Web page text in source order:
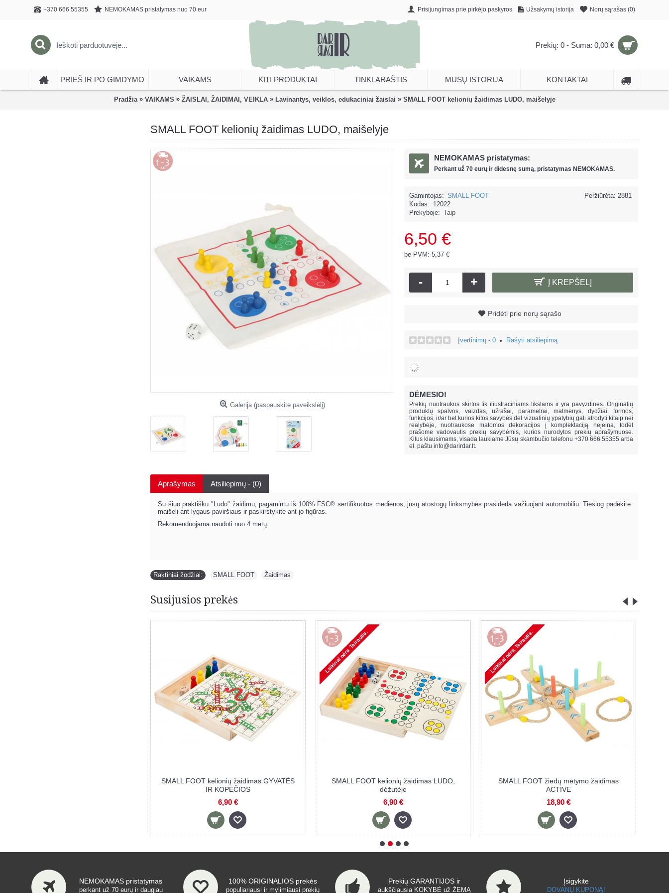
+370 666 55355 NEMOKAMAS pristatymas nuo 70 eur Prisijungimas prie pirkėjo paskyros Užsakymų istorija Norų sąrašas (0)
Prekių: 0 - Suma: 0,00 €
PRIEŠ IR PO GIMDYMO VAIKAMS KITI PRODUKTAI TINKLARAŠTIS MŪSŲ ISTORIJA KONTAKTAI
Pradžia » VAIKAMS » ŽAISLAI, ŽAIDIMAI, VEIKLA » Lavinantys, veiklos, edukaciniai žaislai » SMALL FOOT kelionių žaidimas LUDO, maišelyje
SMALL FOOT kelionių žaidimas LUDO, maišelyje
Galerija (paspauskite paveikslėlį)
NEMOKAMAS pristatymas:
Perkant už 70 eurų ir didesnę sumą, pristatymas NEMOKAMAS.
Peržiūrėta: 2881
Gamintojas: SMALL FOOT
Kodas: 12022
Prekyboje: Taip
6,50 €
be PVM: 5,37 €
- + Į KREPŠELĮ
Pridėti prie norų sąrašo
Įvertinimų - 0 • Rašyti atsiliepimą
DĖMESIO!
Prekių nuotraukos skirtos tik iliustraciniams tikslams ir yra pavyzdinės. Originalių
produktų spalvos, vaizdas, užrašai, parametrai, matmenys, dydžiai, formos,
funkcijos, ir/ar bet kurios kitos savybės dėl vizualinių ypatybių gali atrodyti kitaip nei
realybėje, nuotraukose matomos dekoracijos į komplektaciją neįeina,todėl
prašome vadovautis prekių savybėmis, kurios nurodytos prekių aprašymuose.
Kilus klausimams, visada laukiame Jūsų skambučio telefonu +370 666 55355 arba
el. paštu info@darirdar.lt.
Aprašymas Atsiliepimų - (0)
Su šiuo praktišku "Ludo" žaidimu, pagamintu iš 100% FSC® sertifikuotos medienos, jūsų atostogų linksmybės prasideda važiuojant automobiliu. Tiesiog padėkite
maišelį ant lygaus paviršiaus ir paskirstykite ant jo figūras.
Rekomenduojama naudoti nuo 4 metų.
Raktiniai žodžiai: SMALL FOOT Žaidimas
Susijusios prekės
SMALL FOOT kamuoliukų mėtymo žaidimas
- kopėčios ACTIVE
49,00 €
KIK dvipusis žaidimas Velcro smiginio ir
maišelių mėtymo krepšys, 21 elementas
9,60 €
KIK žaidimas su magnetine lenta
ŠACHMATAI
4,50 €
NEMOKAMAS pristatymas
perkant už 70 eurų ir daugiau
100% ORIGINALIOS prekės
populiariausi ir mylimiausi prekių
Prekių GARANTIJOS ir
aukščiausia KOKYBĖ už ŽEMĄ
Įsigykite
DOVANŲ KUPONĄ!